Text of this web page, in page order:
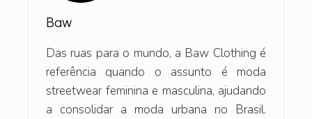
Baw
Das ruas para o mundo, a Baw Clothing é
referência quando o assunto é moda
streetwear feminina e masculina, ajudando
a consolidar a moda urbana no Brasil.